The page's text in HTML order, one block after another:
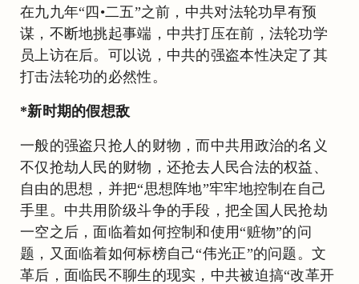
在九九年“四•二五”之前，中共对法轮功早有预
谋，不断地挑起事端，中共打压在前，法轮功学
员上访在后。可以说，中共的强盗本性决定了其
打击法轮功的必然性。
*新时期的假想敌
一般的强盗只抢人的财物，而中共用政治的名义
不仅抢劫人民的财物，还抢去人民合法的权益、
自由的思想，并把“思想阵地”牢牢地控制在自己
手里。中共用阶级斗争的手段，把全国人民抢劫
一空之后，面临着如何控制和使用“赃物”的问
题，又面临着如何标榜自己“伟光正”的问题。文
革后，面临民不聊生的现实，中共被迫搞“改革开